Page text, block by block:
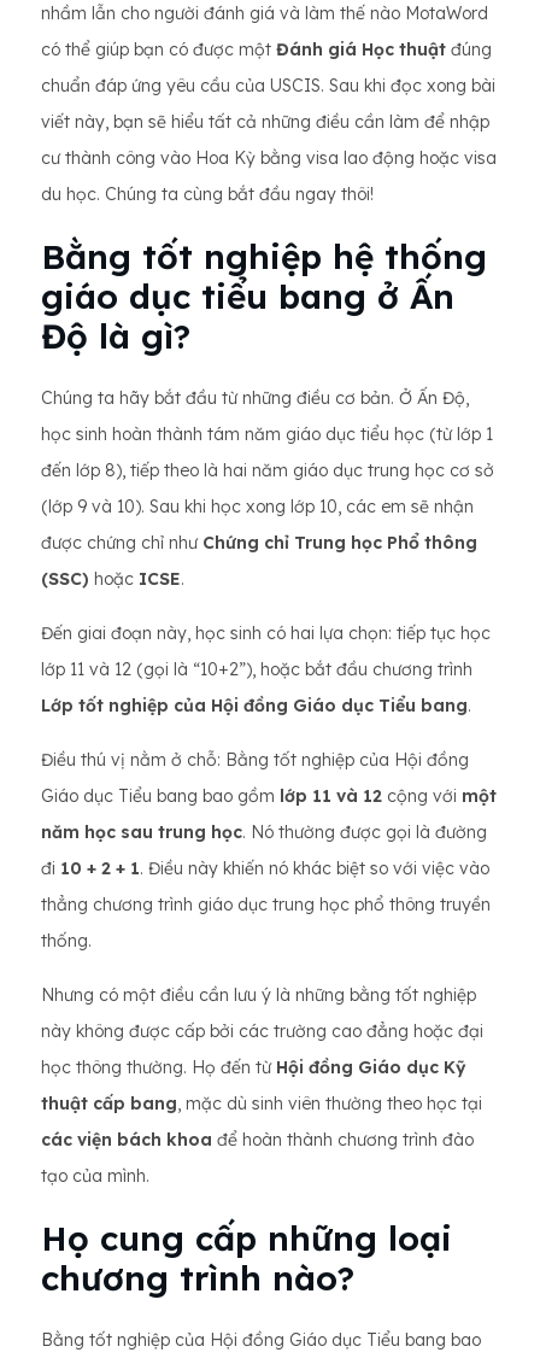
nhầm lẫn cho người đánh giá và làm thế nào MotaWord
có thể giúp bạn có được một Đánh giá Học thuật đúng
chuẩn đáp ứng yêu cầu của USCIS. Sau khi đọc xong bài
viết này, bạn sẽ hiểu tất cả những điều cần làm để nhập
cư thành công vào Hoa Kỳ bằng visa lao động hoặc visa
du học. Chúng ta cùng bắt đầu ngay thôi!
Bằng tốt nghiệp hệ thống
giáo dục tiểu bang ở Ấn
Độ là gì?
Chúng ta hãy bắt đầu từ những điều cơ bản. Ở Ấn Độ,
học sinh hoàn thành tám năm giáo dục tiểu học (từ lớp 1
đến lớp 8), tiếp theo là hai năm giáo dục trung học cơ sở
(lớp 9 và 10). Sau khi học xong lớp 10, các em sẽ nhận
được chứng chỉ như Chứng chỉ Trung học Phổ thông
(SSC) hoặc ICSE.
Đến giai đoạn này, học sinh có hai lựa chọn: tiếp tục học
lớp 11 và 12 (gọi là “10+2”), hoặc bắt đầu chương trình
Lớp tốt nghiệp của Hội đồng Giáo dục Tiểu bang.
Điều thú vị nằm ở chỗ: Bằng tốt nghiệp của Hội đồng
Giáo dục Tiểu bang bao gồm lớp 11 và 12 cộng với một
năm học sau trung học. Nó thường được gọi là đường
đi 10 + 2 + 1. Điều này khiến nó khác biệt so với việc vào
thẳng chương trình giáo dục trung học phổ thông truyền
thống.
Nhưng có một điều cần lưu ý là những bằng tốt nghiệp
này không được cấp bởi các trường cao đẳng hoặc đại
học thông thường. Họ đến từ Hội đồng Giáo dục Kỹ
thuật cấp bang, mặc dù sinh viên thường theo học tại
các viện bách khoa để hoàn thành chương trình đào
tạo của mình.
Họ cung cấp những loại
chương trình nào?
Bằng tốt nghiệp của Hội đồng Giáo dục Tiểu bang bao